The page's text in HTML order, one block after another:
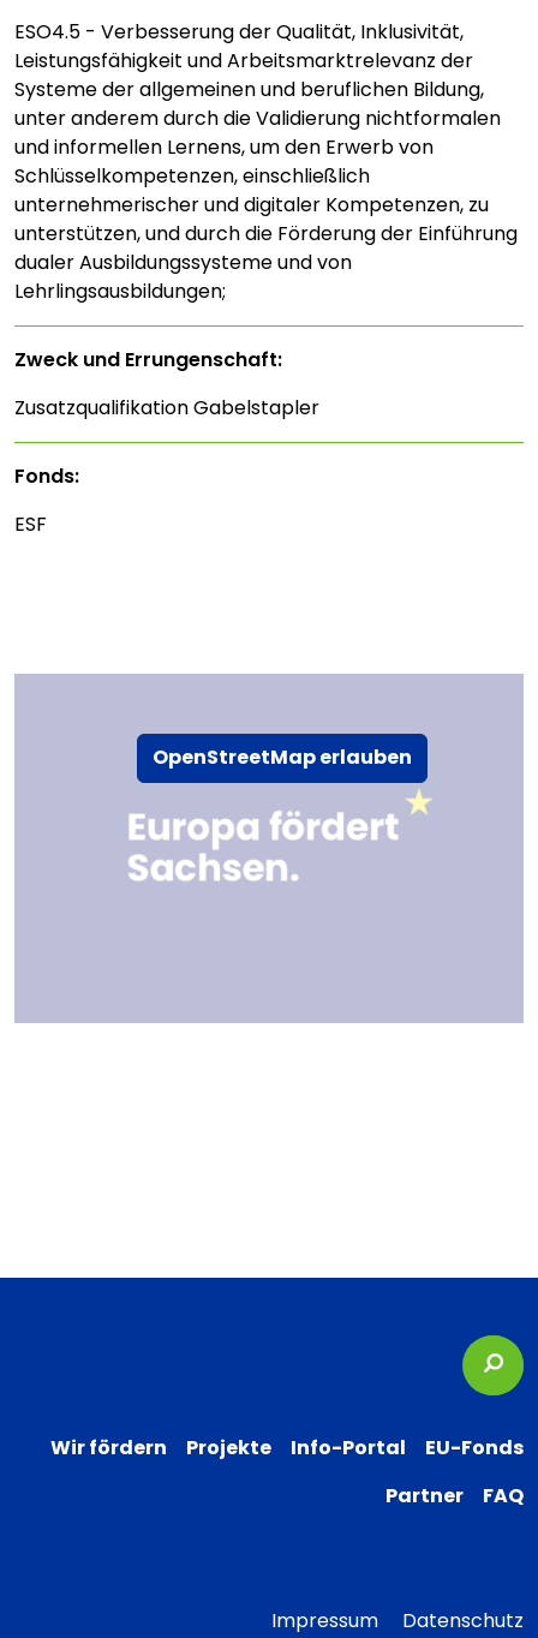
OpenStreetMap erlauben
ESO4.5 - Verbesserung der Qualität, Inklusivität,
Leistungsfähigkeit und Arbeitsmarktrelevanz der
Systeme der allgemeinen und beruflichen Bildung,
unter anderem durch die Validierung nichtformalen
und informellen Lernens, um den Erwerb von
Schlüsselkompetenzen, einschließlich
unternehmerischer und digitaler Kompetenzen, zu
unterstützen, und durch die Förderung der Einführung
dualer Ausbildungssysteme und von
Lehrlingsausbildungen;
Zweck und Errungenschaft:
Zusatzqualifikation Gabelstapler
Fonds:
ESF
Wir fördern Projekte Info-Portal
EU-Fonds
Partner
FAQ
Impressum Datenschutz